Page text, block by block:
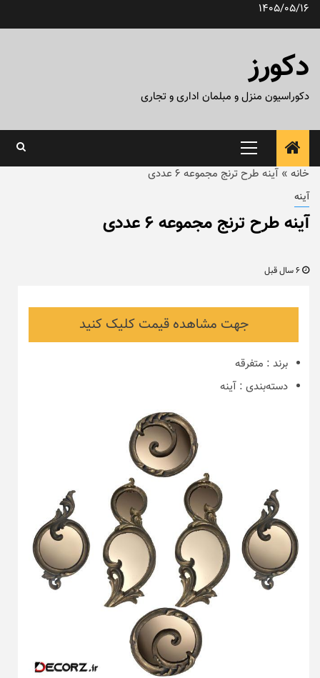
پرش1405/05/16
دکورز
دکوراسیون منزل و مبلمان اداری و تجاری
منوی
اصلی
خانه » آینه طرح ترنج مجموعه ۶ عددی
آینه
آینه طرح ترنج مجموعه ۶ عددی
جهت مشاهده قیمت کلیک کنید
برند : متفرقه
دسته‌بندی : آینه